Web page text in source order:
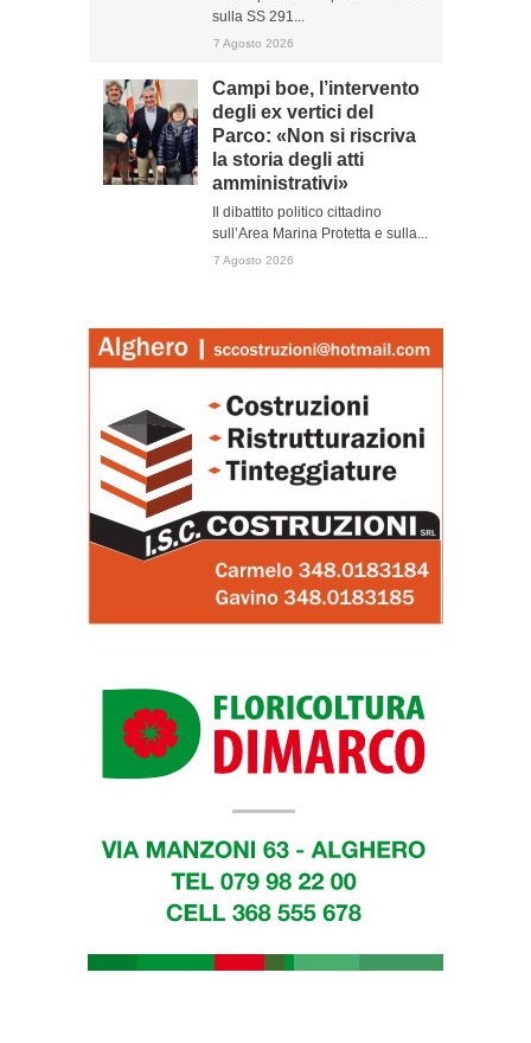
sulla SS 291...
7 Agosto 2026
Campi boe, l’intervento
degli ex vertici del
Parco: «Non si riscriva
la storia degli atti
amministrativi»
Il dibattito politico cittadino
sull’Area Marina Protetta e sulla...
7 Agosto 2026